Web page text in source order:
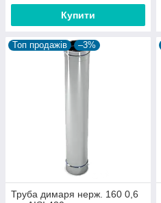
Купити
Топ продажів –3%
Труба димаря нерж. 160 0,6